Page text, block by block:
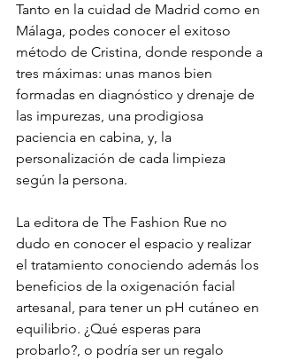
Tanto en la cuidad de Madrid como en
Málaga, podes conocer el exitoso
método de Cristina, donde responde a
tres máximas: unas manos bien
formadas en diagnóstico y drenaje de
las impurezas, una prodigiosa
paciencia en cabina, y, la
personalización de cada limpieza
según la persona.
La editora de The Fashion Rue no
dudo en conocer el espacio y realizar
el tratamiento conociendo además los
beneficios de la oxigenación facial
artesanal, para tener un pH cutáneo en
equilibrio. ¿Qué esperas para
probarlo?, o podría ser un regalo